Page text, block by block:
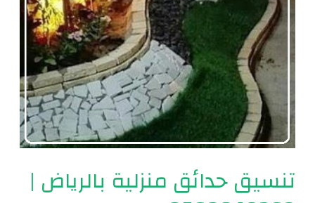
تنسيق حدائق منزلية بالرياض |